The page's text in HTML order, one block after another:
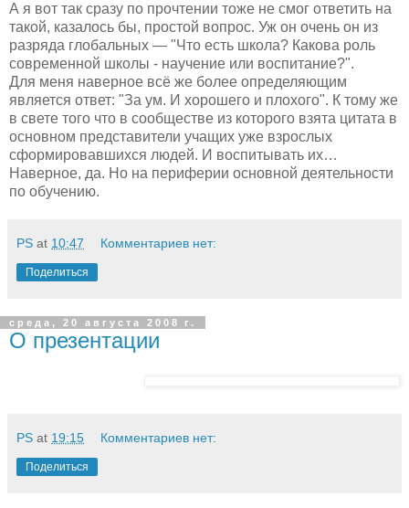
А я вот так сразу по прочтении тоже не смог ответить на
такой, казалось бы, простой вопрос. Уж он очень он из
разряда глобальных — "Что есть школа? Какова роль
современной школы - научение или воспитание?".
Для меня наверное всё же более определяющим
является ответ: "За ум. И хорошего и плохого". К тому же
в свете того что в сообществе из которого взята цитата в
основном представители учащих уже взрослых
сформировавшихся людей. И воспитывать их…
Наверное, да. Но на периферии основной деятельности
по обучению.
PS at 10:47 Комментариев нет:
Поделиться
среда, 20 августа 2008 г.
О презентации
PS at 19:15 Комментариев нет:
Поделиться